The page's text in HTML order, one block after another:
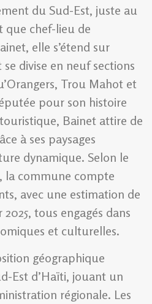
du Sud-Est, juste au
que chef-lieu de
elle s’étend sur
divise en neuf sections
Trou Mahot et
pour son histoire
Bainet attire de
à ses paysages
dynamique. Selon le
la commune compte
avec une estimation de
tous engagés dans
et culturelles.
géographique
Est d’Haïti, jouant un
régionale. Les